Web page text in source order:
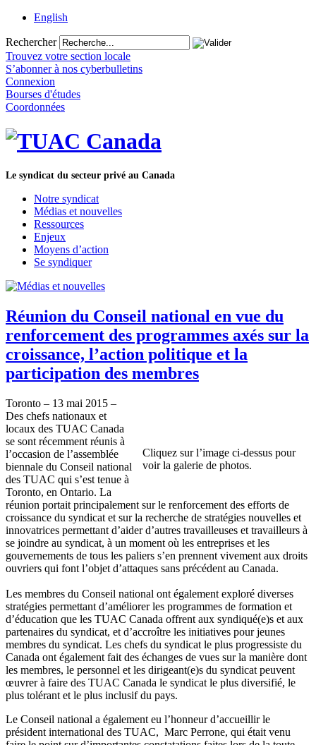
English
Rechercher
Trouvez votre section locale
S’abonner à nos cyberbulletins
Connexion
Bourses d'études
Coordonnées
Le syndicat du secteur privé au Canada
Notre syndicat
Médias et nouvelles
Ressources
Enjeux
Moyens d’action
Se syndiquer
Réunion du Conseil national en vue du
renforcement des programmes axés sur la
croissance, l’action politique et la
participation des membres
Cliquez sur l’image ci-dessus pour
voir la galerie de photos.
Toronto – 13 mai 2015 –
Des chefs nationaux et
locaux des TUAC Canada
se sont récemment réunis à
l’occasion de l’assemblée
biennale du Conseil national
des TUAC qui s’est tenue à
Toronto, en Ontario. La
réunion portait principalement sur le renforcement des efforts de
croissance du syndicat et sur la recherche de stratégies nouvelles et
innovatrices permettant d’aider d’autres travailleuses et travailleurs à
se joindre au syndicat, à un moment où les entreprises et les
gouvernements de tous les paliers s’en prennent vivement aux droits
ouvriers qui font l’objet d’attaques sans précédent au Canada.
Les membres du Conseil national ont également exploré diverses
stratégies permettant d’améliorer les programmes de formation et
d’éducation que les TUAC Canada offrent aux syndiqué(e)s et aux
partenaires du syndicat, et d’accroître les initiatives pour jeunes
membres du syndicat. Les chefs du syndicat le plus progressiste du
Canada ont également fait des échanges de vues sur la manière dont
les membres, le personnel et les dirigeant(e)s du syndicat peuvent
œuvrer à faire des TUAC Canada le syndicat le plus diversifié, le
plus tolérant et le plus inclusif du pays.
Le Conseil national a également eu l’honneur d’accueillir le
président international des TUAC, Marc Perrone, qui était venu